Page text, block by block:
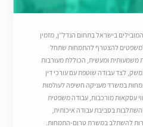
בישראל בתחום הנדל”ן, מזמין
למשפטים להצטרף להתמחות שתחל
משמעותית ומעשית, הכוללת מעורבות
לצד עבודה שוטפת עם עורכי דין
במשרד מעניקה חשיפה לעולמות
עסקאות מורכבות, עבודה משפטית
בסביבת עבודה איכותית,
להשתלב במשרת טרום-התמחות.